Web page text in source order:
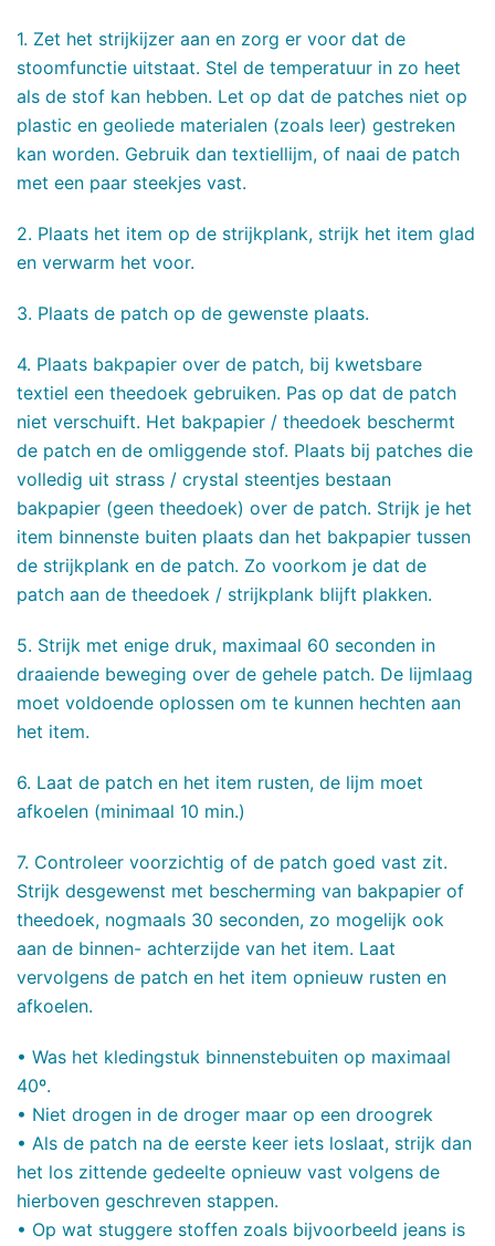
1. Zet het strijkijzer aan en zorg er voor dat de
stoomfunctie uitstaat. Stel de temperatuur in zo heet
als de stof kan hebben. Let op dat de patches niet op
plastic en geoliede materialen (zoals leer) gestreken
kan worden. Gebruik dan textiellijm, of naai de patch
met een paar steekjes vast.
2. Plaats het item op de strijkplank, strijk het item glad
en verwarm het voor.
3. Plaats de patch op de gewenste plaats.
4. Plaats bakpapier over de patch, bij kwetsbare
textiel een theedoek gebruiken. Pas op dat de patch
niet verschuift. Het bakpapier / theedoek beschermt
de patch en de omliggende stof. Plaats bij patches die
volledig uit strass / crystal steentjes bestaan
bakpapier (geen theedoek) over de patch. Strijk je het
item binnenste buiten plaats dan het bakpapier tussen
de strijkplank en de patch. Zo voorkom je dat de
patch aan de theedoek / strijkplank blijft plakken.
5. Strijk met enige druk, maximaal 60 seconden in
draaiende beweging over de gehele patch. De lijmlaag
moet voldoende oplossen om te kunnen hechten aan
het item.
6. Laat de patch en het item rusten, de lijm moet
afkoelen (minimaal 10 min.)
7. Controleer voorzichtig of de patch goed vast zit.
Strijk desgewenst met bescherming van bakpapier of
theedoek, nogmaals 30 seconden, zo mogelijk ook
aan de binnen- achterzijde van het item. Laat
vervolgens de patch en het item opnieuw rusten en
afkoelen.
• Was het kledingstuk binnenstebuiten op maximaal
40º.
• Niet drogen in de droger maar op een droogrek
• Als de patch na de eerste keer iets loslaat, strijk dan
het los zittende gedeelte opnieuw vast volgens de
hierboven geschreven stappen.
• Op wat stuggere stoffen zoals bijvoorbeeld jeans is